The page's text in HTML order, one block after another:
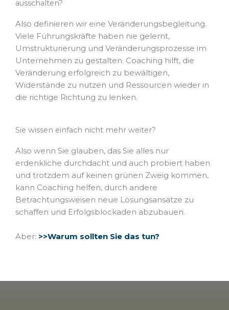
ausschalten?
Also definieren wir eine Veränderungsbegleitung.
Viele Führungskräfte haben nie gelernt,
Umstrukturierung und Veränderungsprozesse im
Unternehmen zu gestalten. Coaching hilft, die
Veränderung erfolgreich zu bewältigen,
Widerstände zu nutzen und Ressourcen wieder in
die richtige Richtung zu lenken.
Sie wissen einfach nicht mehr weiter?
Also wenn Sie glauben, das Sie alles nur
erdenkliche durchdacht und auch probiert haben
und trotzdem auf keinen grünen Zweig kommen,
kann Coaching helfen, durch andere
Betrachtungsweisen neue Lösungsansätze zu
schaffen und Erfolgsblockaden abzubauen.
Aber: >>Warum sollten Sie das tun?